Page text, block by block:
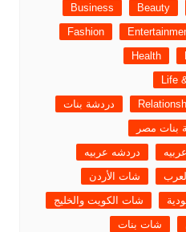
Beauty
Business
Fashion
Health
Life
دردشة بنات
بنات مصر
دردشه عربيه
شات الأردن
شات الكويت والخليج
شات بنات